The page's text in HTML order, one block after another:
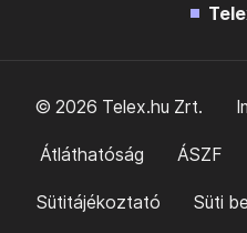
© 2026 Telex.hu Zrt.
Átláthatóság ÁSZF
Sütitájékoztató Süti